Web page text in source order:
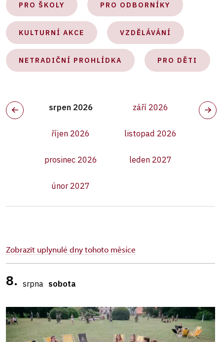
PRO ŠKOLY PRO ODBORNÍKY
KULTURNÍ AKCE VZDĚLÁVÁNÍ
NETRADIČNÍ PROHLÍDKA PRO DĚTI
srpen 2026 září 2026
říjen 2026 listopad 2026
prosinec 2026 leden 2027
únor 2027
Zobrazit uplynulé dny tohoto měsíce
8. srpna sobota